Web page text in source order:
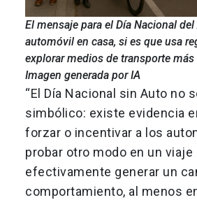
El mensaje para el Día Nacional
automóvil en casa, si es que usa
explorar medios de transporte
Imagen generada por IA
“El Día Nacional sin Auto no
simbólico: existe evidencia
forzar o incentivar a los
probar otro modo en un viaje
efectivamente generar un
comportamiento, al menos